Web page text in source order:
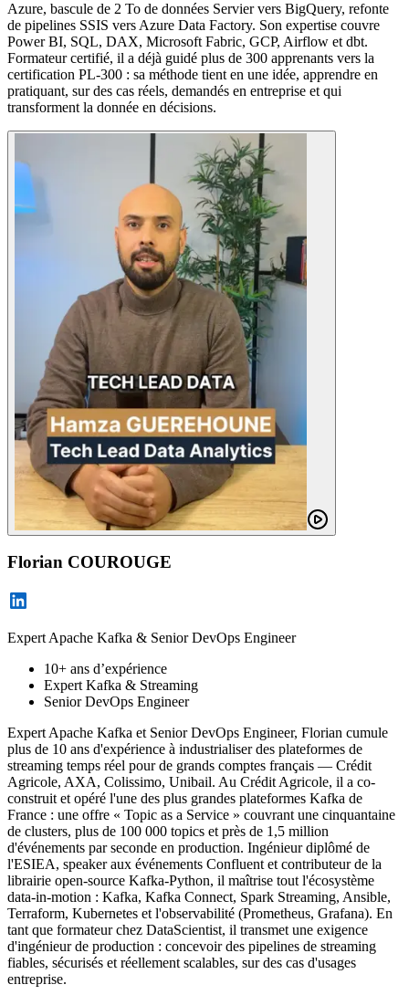
Azure, bascule de 2 To de données Servier vers BigQuery, refonte
de pipelines SSIS vers Azure Data Factory. Son expertise couvre
Power BI, SQL, DAX, Microsoft Fabric, GCP, Airflow et dbt.
Formateur certifié, il a déjà guidé plus de 300 apprenants vers la
certification PL-300 : sa méthode tient en une idée, apprendre en
pratiquant, sur des cas réels, demandés en entreprise et qui
transforment la donnée en décisions.
Florian COUROUGE
Expert Apache Kafka & Senior DevOps Engineer
10+ ans d’expérience
Expert Kafka & Streaming
Senior DevOps Engineer
Expert Apache Kafka et Senior DevOps Engineer, Florian cumule
plus de 10 ans d'expérience à industrialiser des plateformes de
streaming temps réel pour de grands comptes français — Crédit
Agricole, AXA, Colissimo, Unibail. Au Crédit Agricole, il a co-
construit et opéré l'une des plus grandes plateformes Kafka de
France : une offre « Topic as a Service » couvrant une cinquantaine
de clusters, plus de 100 000 topics et près de 1,5 million
d'événements par seconde en production. Ingénieur diplômé de
l'ESIEA, speaker aux événements Confluent et contributeur de la
librairie open-source Kafka-Python, il maîtrise tout l'écosystème
data-in-motion : Kafka, Kafka Connect, Spark Streaming, Ansible,
Terraform, Kubernetes et l'observabilité (Prometheus, Grafana). En
tant que formateur chez DataScientist, il transmet une exigence
d'ingénieur de production : concevoir des pipelines de streaming
fiables, sécurisés et réellement scalables, sur des cas d'usages
entreprise.